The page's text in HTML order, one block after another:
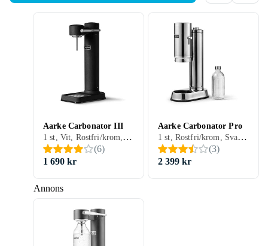
Annons
Aarke Carbonator III
1 st, Vit, Rostfri/krom, Svart, Silver, Aluminium, Grå/Antracit, Blå, Beige, Gul, Brun
(6)
1 690 kr
Aarke Carbonator Pro
1 st, Rostfri/krom, Svart, Silver, Grå/Antracit
(3)
2 399 kr